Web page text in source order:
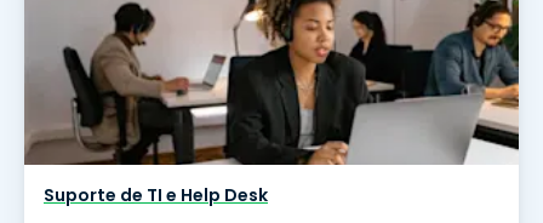
Suporte de TI e Help Desk